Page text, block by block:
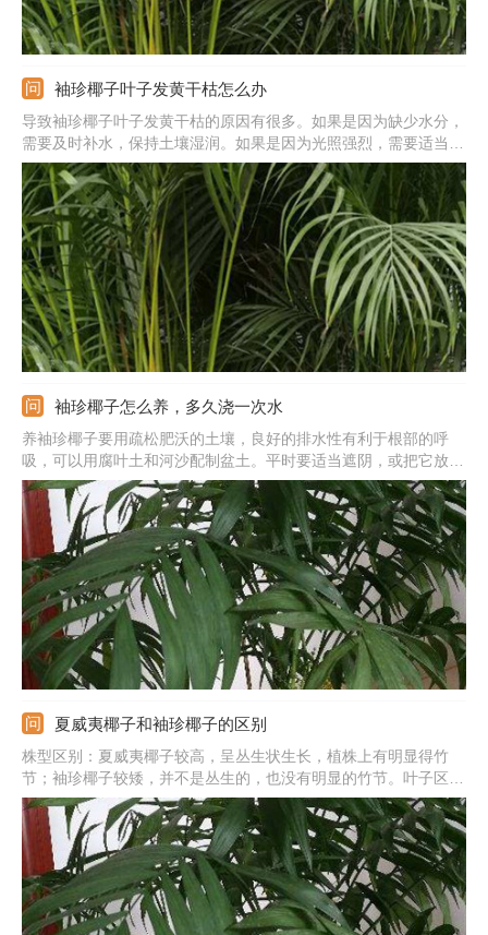
袖珍椰子叶子发黄干枯怎么办
导致袖珍椰子叶子发黄干枯的原因有很多。如果是因为缺少水分，
需要及时补水，保持土壤湿润。如果是因为光照强烈，需要适当遮
阴，避免植株被晒伤。如果是因为空气质量差，需要加强通风，保
持良好的空气流通。如果是因为养分不足，需要在生长期每施1-2
次液肥。
袖珍椰子怎么养，多久浇一次水
养袖珍椰子要用疏松肥沃的土壤，良好的排水性有利于根部的呼
吸，可以用腐叶土和河沙配制盆土。平时要适当遮阴，或把它放在
半阴处，温度保持在15-30℃之间。生长期每月可以施1-2次液肥，
施肥前需要稀释，以免浓肥烧根。浇水要根据季节调整，春秋季3
天浇一次，夏季每天浇2-3次，冬季10天浇一次。
夏威夷椰子和袖珍椰子的区别
株型区别：夏威夷椰子较高，呈丛生状生长，植株上有明显得竹
节；袖珍椰子较矮，并不是丛生的，也没有明显的竹节。叶子区
别：夏威夷椰子的叶片较长，但是很窄；袖珍椰子叶子较短，但是
比前者的叶子宽。花果区别：夏威夷椰子花朵为粉红色，浆果为紫
红色；袖珍椰子花朵为黄色小珠状，浆果为橙红色或黄色。